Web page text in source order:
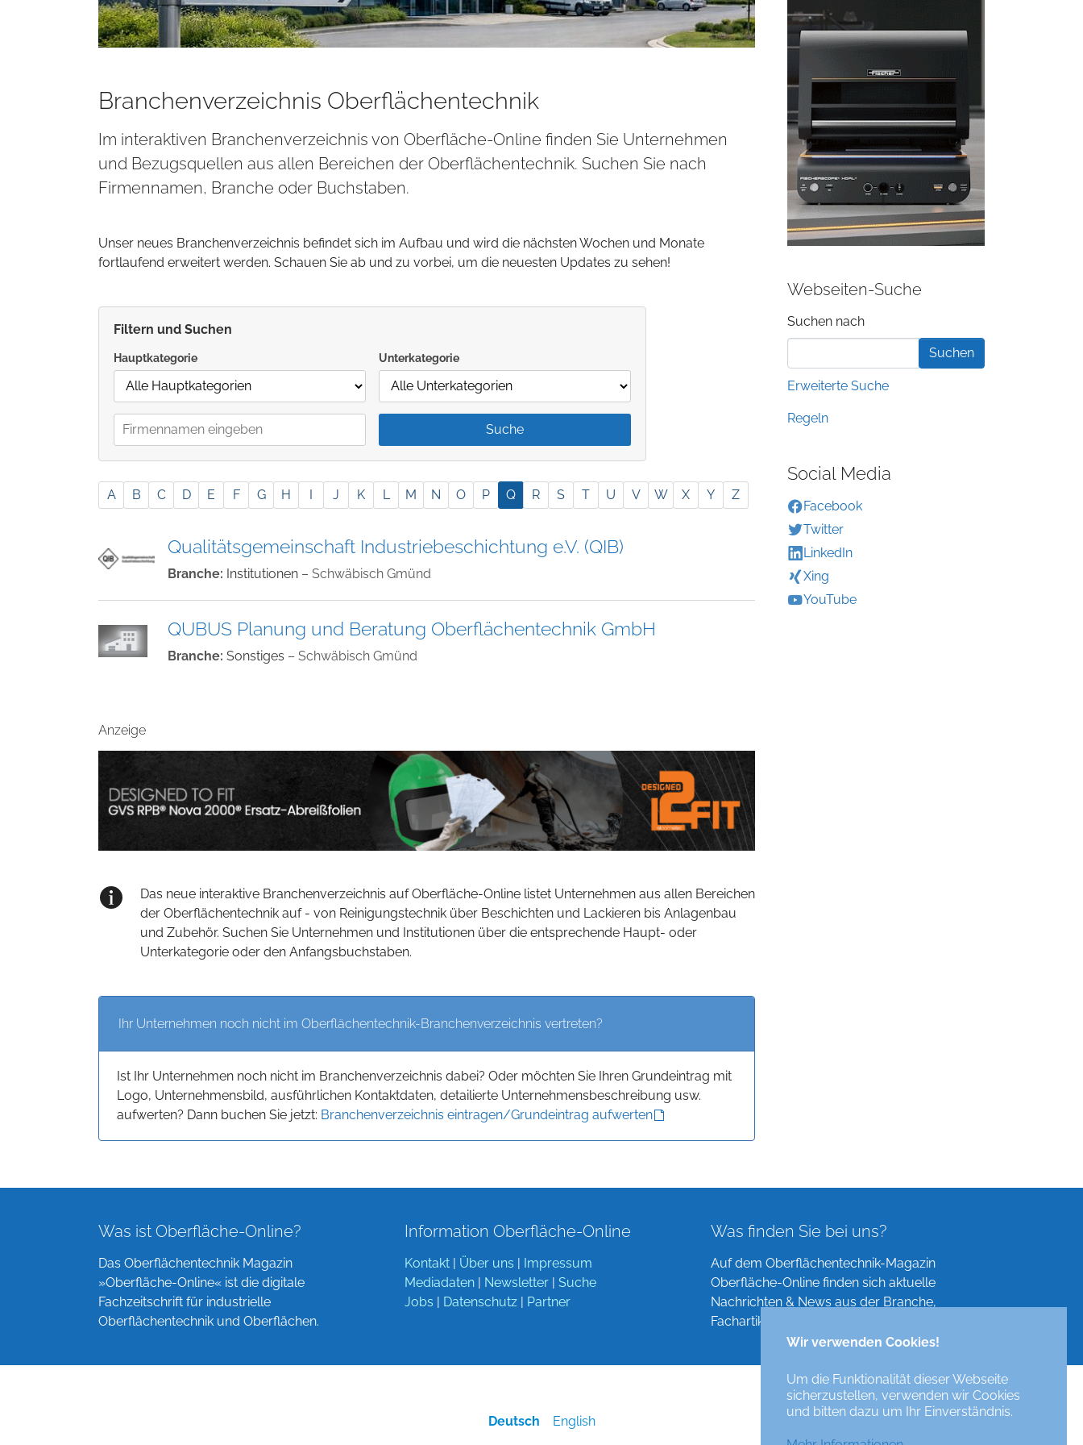
Wir verwenden Cookies!
Um die Funktionalität dieser Webseite
sicherzustellen, verwenden wir Cookies
und bitten dazu um Ihr Einverständnis.
Branchenverzeichnis Oberflächentechnik
Im interaktiven Branchenverzeichnis von Oberfläche-Online finden Sie Unternehmen
und Bezugsquellen aus allen Bereichen der Oberflächentechnik. Suchen Sie nach
Firmennamen, Branche oder Buchstaben.
Unser neues Branchenverzeichnis befindet sich im Aufbau und wird die nächsten Wochen und Monate
fortlaufend erweitert werden. Schauen Sie ab und zu vorbei, um die neuesten Updates zu sehen!
Filtern und Suchen
Hauptkategorie Unterkategorie
A B C D E F G H I J K L M N O P Q R S T U V W X Y Z
Qualitätsgemeinschaft Industriebeschichtung e.V. (QIB)
Branche: Institutionen – Schwäbisch Gmünd
QUBUS Planung und Beratung Oberflächentechnik GmbH
Branche: Sonstiges – Schwäbisch Gmünd
Anzeige
Das neue interaktive Branchenverzeichnis auf Oberfläche-Online listet Unternehmen aus allen Bereichen
der Oberflächentechnik auf - von Reinigungstechnik über Beschichten und Lackieren bis Anlagenbau
und Zubehör. Suchen Sie Unternehmen und Institutionen über die entsprechende Haupt- oder
Unterkategorie oder den Anfangsbuchstaben.
Ihr Unternehmen noch nicht im Oberflächentechnik-Branchenverzeichnis vertreten?
Ist Ihr Unternehmen noch nicht im Branchenverzeichnis dabei? Oder möchten Sie Ihren Grundeintrag mit
Logo, Unternehmensbild, ausführlichen Kontaktdaten, detailierte Unternehmensbeschreibung usw.
aufwerten? Dann buchen Sie jetzt: Branchenverzeichnis eintragen/Grundeintrag aufwerten
Webseiten-Suche
Suchformular
Suchen nach
Erweiterte Suche
Regeln
Social Media
Facebook
Twitter
LinkedIn
Xing
YouTube
Was ist Oberfläche-Online?
Das Oberflächentechnik Magazin
»Oberfläche-Online« ist die digitale
Fachzeitschrift für industrielle
Oberflächentechnik und Oberflächen.
Information Oberfläche-Online
Kontakt Über uns
Impressum
Mediadaten
Newsletter
Suche
Jobs
Datenschutz Partner
Was finden Sie bei uns?
Auf dem Oberflächentechnik-Magazin
Oberfläche-Online finden sich aktuelle
Nachrichten & News aus der Branche,
Fachartikel, Verzeichnisse und mehr!
Deutsch English